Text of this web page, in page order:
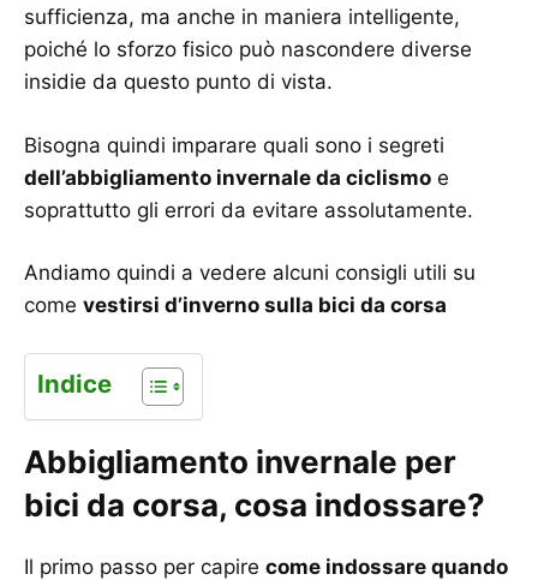
sufficienza, ma anche in maniera intelligente,
poiché lo sforzo fisico può nascondere diverse
insidie da questo punto di vista.
Bisogna quindi imparare quali sono i segreti
dell’abbigliamento invernale da ciclismo e
soprattutto gli errori da evitare assolutamente.
Andiamo quindi a vedere alcuni consigli utili su
come vestirsi d’inverno sulla bici da corsa
Indice
Abbigliamento invernale per
bici da corsa, cosa indossare?
Il primo passo per capire come indossare quando